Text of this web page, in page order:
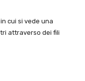
cui si vede una
attraverso dei fili